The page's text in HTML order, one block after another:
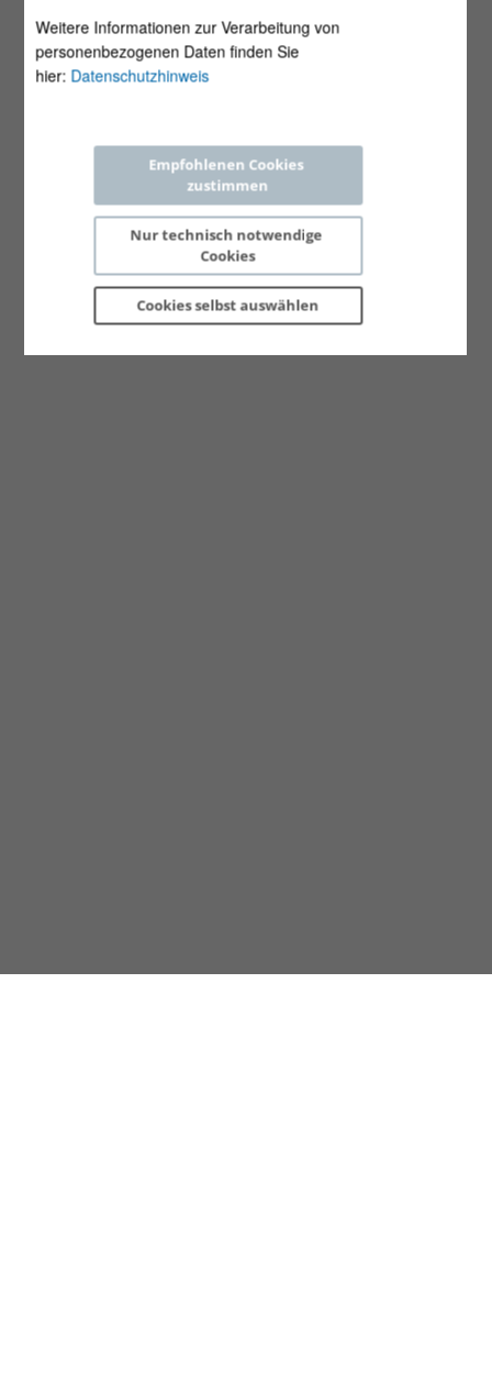
Weitere Informationen zur Verarbeitung von
personenbezogenen Daten finden Sie
hier: Datenschutzhinweis
Empfohlenen Cookies
zustimmen
Nur technisch notwendige
Cookies
Cookies selbst auswählen